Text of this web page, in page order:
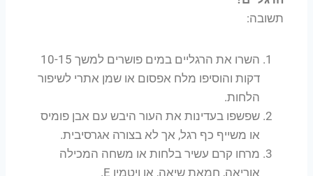
תשובה:
השרו את הרגליים במים פושרים למשך 10-15
דקות והוסיפו מלח אפסום או שמן אתרי לשיפור
הלחות.
שפשפו בעדינות את העור היבש עם אבן פומיס
או משייף כף רגל, אך לא בצורה אגרסיבית.
מרחו קרם עשיר בלחות או משחה המכילה
אוריאה, חמאת שיאה, או ויטמין E.